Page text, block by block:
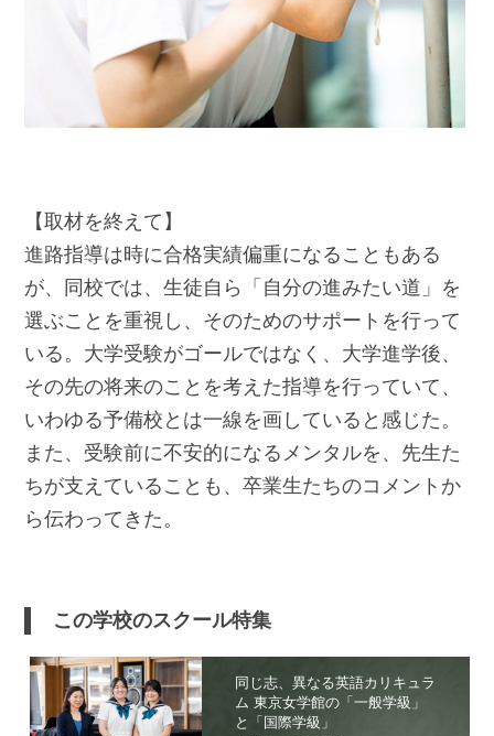
【取材を終えて】
進路指導は時に合格実績偏重になることもある
が、同校では、生徒自ら「自分の進みたい道」を
選ぶことを重視し、そのためのサポートを行って
いる。大学受験がゴールではなく、大学進学後、
その先の将来のことを考えた指導を行っていて、
いわゆる予備校とは一線を画していると感じた。
また、受験前に不安的になるメンタルを、先生た
ちが支えていることも、卒業生たちのコメントか
ら伝わってきた。
この学校のスクール特集
同じ志、異なる英語カリキュラ
ム 東京女学館の「一般学級」
と「国際学級」